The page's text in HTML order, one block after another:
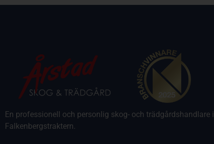
En professionell och personlig skog- och trädgårdshandlare i
Falkenbergstraktern.